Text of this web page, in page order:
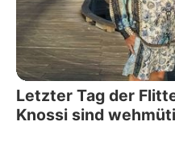
Letzter Tag der
Knossi sind